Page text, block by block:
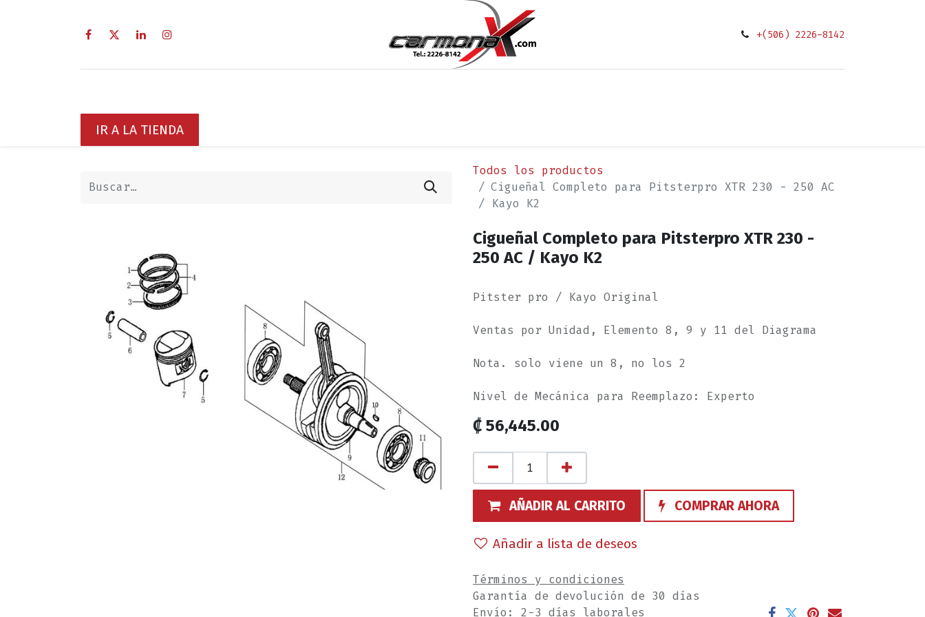
+(506) 2226-8142
IR A LA TIENDA
Todos los productos
Cigueñal Completo para Pitsterpro XTR 230 - 250 AC
/ Kayo K2
Cigueñal Completo para Pitsterpro XTR 230 -
250 AC / Kayo K2
Pitster pro / Kayo Original
Ventas por Unidad, Elemento 8, 9 y 11 del Diagrama
Nota. solo viene un 8, no los 2
Nivel de Mecánica para Reemplazo: Experto
₡ 56,445.00
AÑADIR AL CARRITO COMPRAR AHORA
Añadir a lista de deseos
Términos y condiciones
Garantía de devolución de 30 días
Envío: 2-3 días laborales